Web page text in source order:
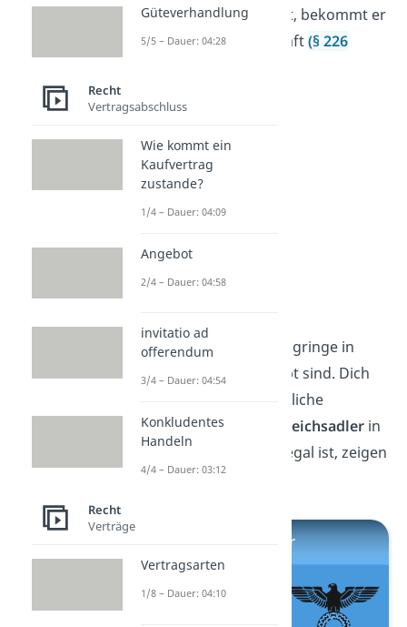
absichtlich gehandelt hat, bekommt er
mindestens drei Jahre Haft(§ 226
Reichsadler
Jetzt weißt du, dass Schlagringe in
Deutschland nicht erlaubt sind. Dich
interessieren mehr rechtliche
Alltagsthemen? Ob der
Reichsadler in
Deutschland genauso illegal ist, zeigen
wir dir hier imVideo.
Güteverhandlung
5/5 – Dauer: 04:28
Recht
Vertragsabschluss
Wie kommt ein
Kaufvertrag
zustande?
1/4 – Dauer: 04:09
Angebot
2/4 – Dauer: 04:58
invitatio ad
offerendum
3/4 – Dauer: 04:54
Konkludentes
Handeln
4/4 – Dauer: 03:12
Recht
Verträge
Vertragsarten
1/8 – Dauer: 04:10